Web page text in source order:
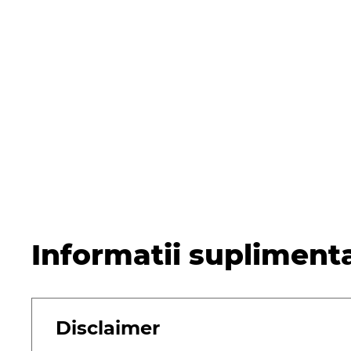
Informatii
Disclaimer